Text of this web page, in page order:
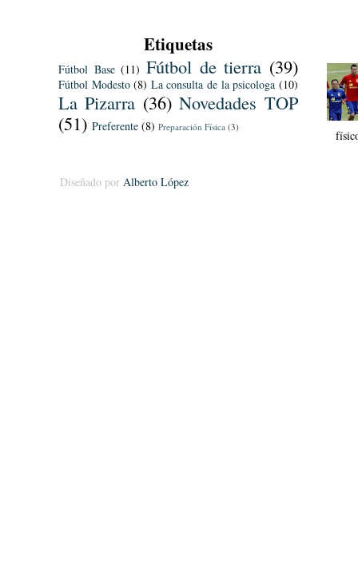
Etiquetas
Fútbol Base (11) Fútbol de tierra (39)
Fútbol Modesto (8) La consulta de la psicologa (10)
La Pizarra (36) Novedades TOP
(51) Preferente (8) Preparación Física (3)
Diseñado por Alberto López